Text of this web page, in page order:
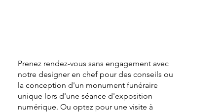
Prenez rendez-vous sans engagement avec
notre designer en chef pour des conseils ou
la conception d'un monument funéraire
unique lors d'une séance d'exposition
numérique. Ou optez pour une visite à